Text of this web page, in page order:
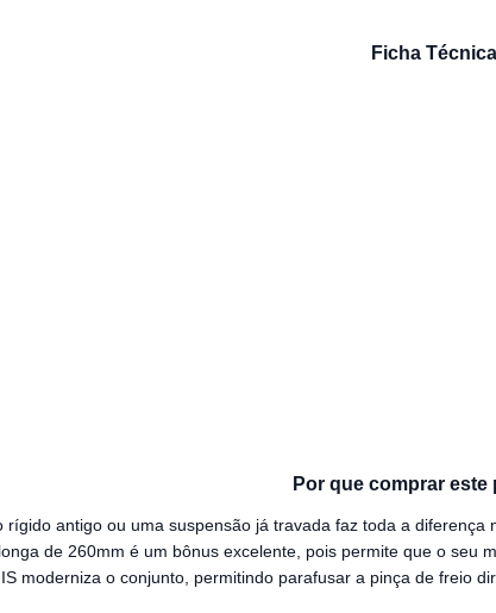
Ficha Técnica
Por que comprar este
antigo ou uma suspensão já travada faz toda a
de 260mm é um bônus excelente, pois permite que o
moderniza o conjunto, permitindo parafusar a pinça de freio